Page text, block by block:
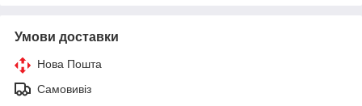
Умови доставки
Нова Пошта
Самовивіз